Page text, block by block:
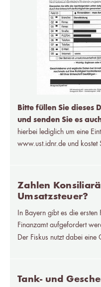
Bitte füllen Sie dieses
und senden Sie es
hierbei lediglich um eine
www.ust.idnr.de und
Zahlen
Umsatzsteuer?
In Bayern gibt es die
Finanzamt aufgefordert
Der Fiskus nutzt dabei eine
Tank- und